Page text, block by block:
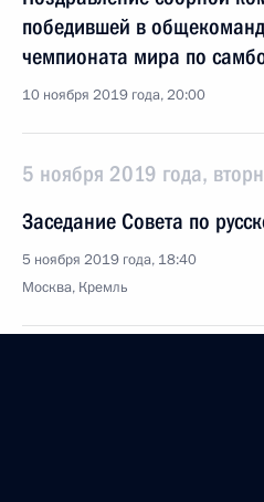
победившей в
чемпионата мира по
10 ноября 2019 года, 20:00
5 ноября 2019 года,
Заседание Совета по
5 ноября 2019 года, 18:40
Москва, Кремль